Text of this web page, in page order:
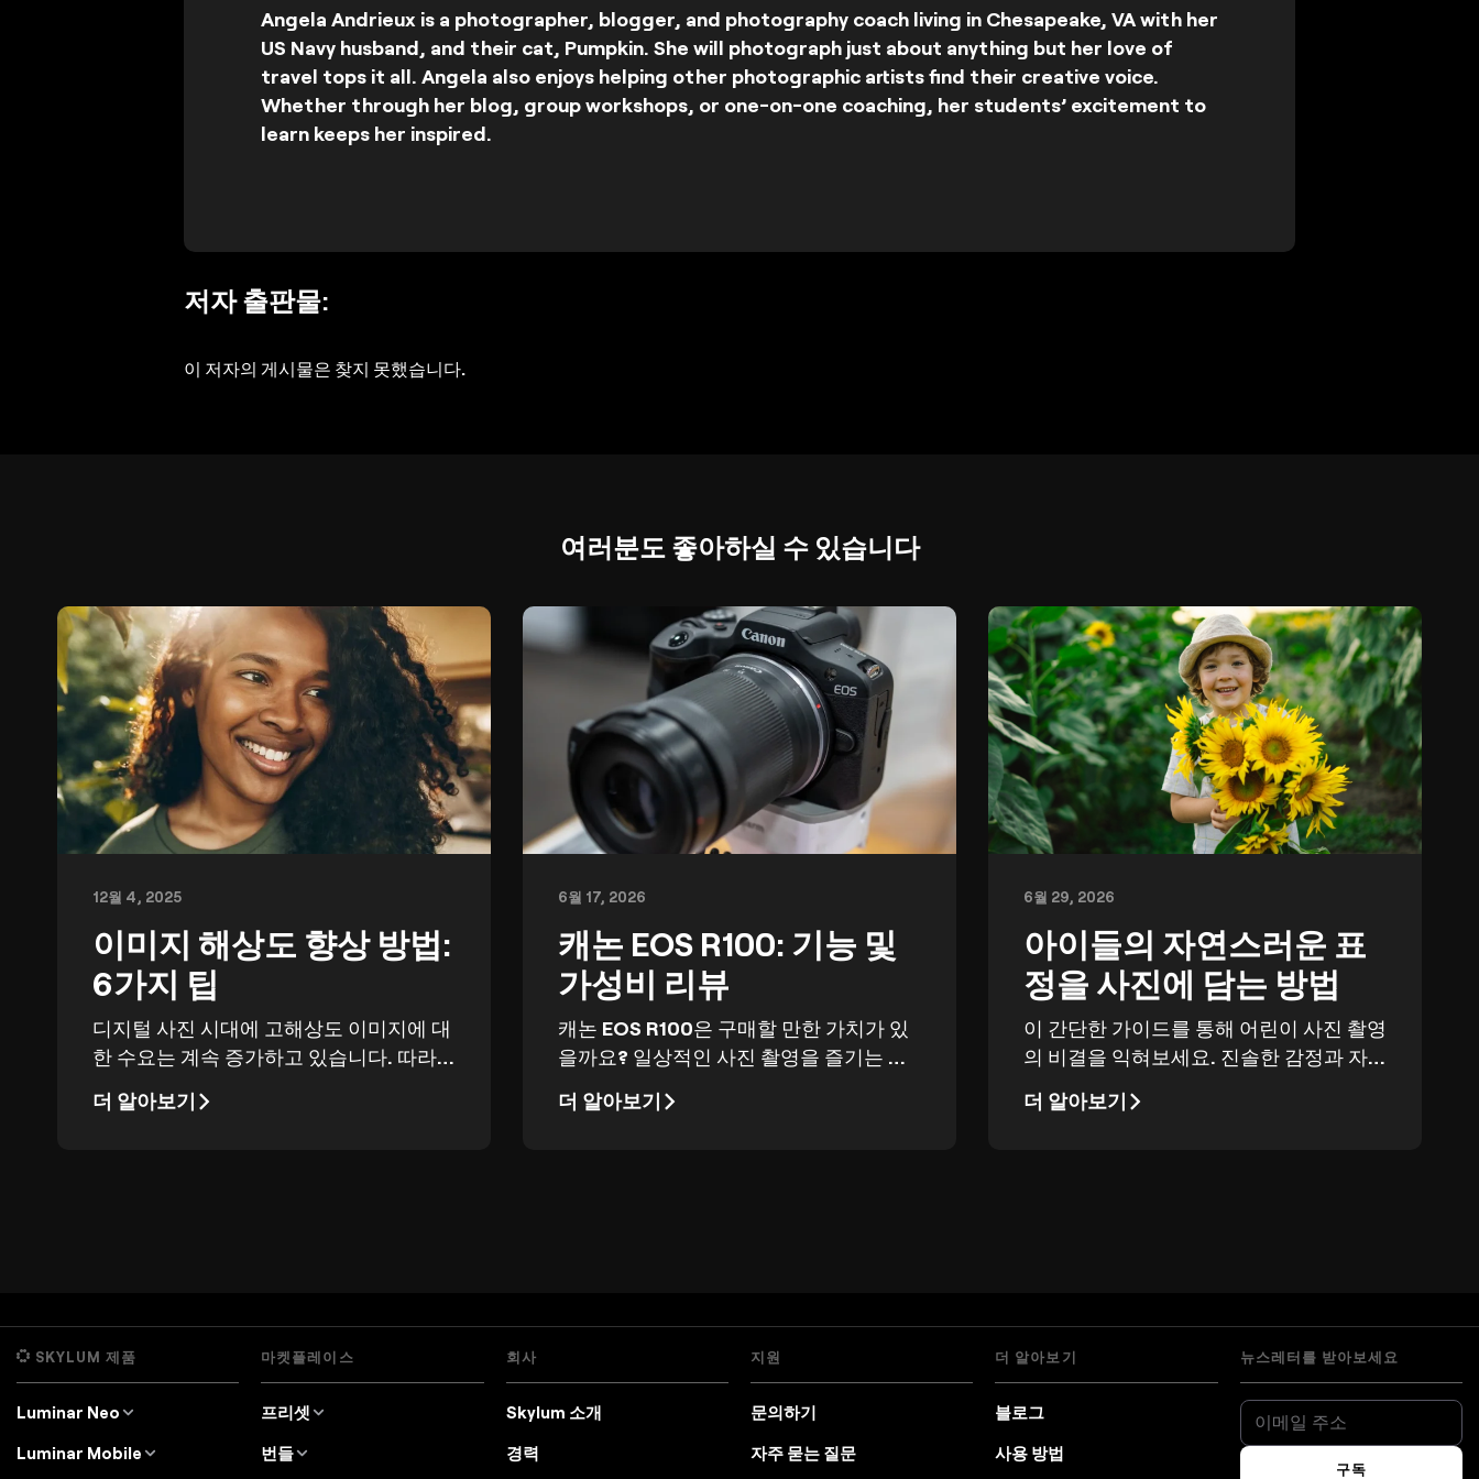
Angela Andrieux is a photographer, blogger, and photography coach living in Chesapeake, VA with her
US Navy husband, and their cat, Pumpkin. She will photograph just about anything but her love of
travel tops it all. Angela also enjoys helping other photographic artists find their creative voice.
Whether through her blog, group workshops, or one-on-one coaching, her students’ excitement to
learn keeps her inspired.
저자 출판물:
이 저자의 게시물은 찾지 못했습니다.
여러분도 좋아하실 수 있습니다
12월 4, 2025
이미지 해상도 향상 방법:
6가지 팁
디지털 사진 시대에 고해상도 이미지에 대
한 수요는 계속 증가하고 있습니다. 따라
것은 취미든 프로든 모든 사진가에게 필수
더 알아보기
6월 17, 2026
캐논 EOS R100: 기능 및
가성비 리뷰
캐논 EOS R100은 구매할 만한 가치가 있
을까요? 일상적인 사진 촬영을 즐기는 분
진정한 가치를 알아보세요.
더 알아보기
6월 29, 2026
아이들의 자연스러운 표
정을 사진에 담는 방법
이 간단한 가이드를 통해 어린이 사진 촬영
의 비결을 익혀보세요. 진솔한 감정과 자
요.
더 알아보기
SKYLUM 제품
Luminar Neo
Luminar Mobile
마켓플레이스
프리셋
Luminar Neo 프리셋
번들
회사
Skylum 소개
경력
지원
문의하기
자주 묻는 질문
더 알아보기
블로그
사용 방법
뉴스레터를 받아보세요
구독